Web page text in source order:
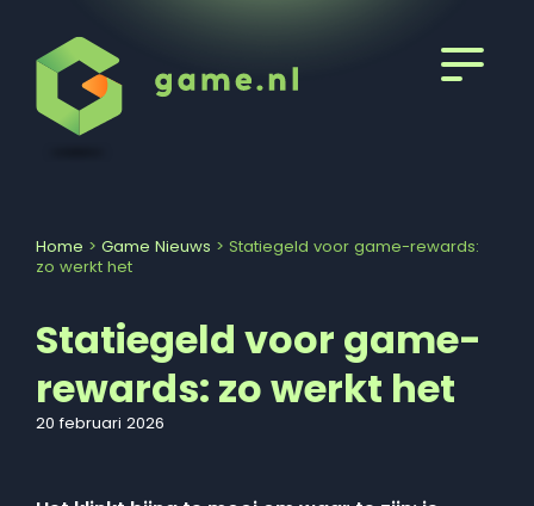
Home > Game Nieuws > Statiegeld voor game-rewards:
zo werkt het
Statiegeld voor game-
rewards: zo werkt het
20 februari 2026